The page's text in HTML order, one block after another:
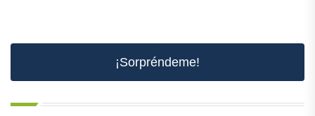
¡Sorpréndeme!